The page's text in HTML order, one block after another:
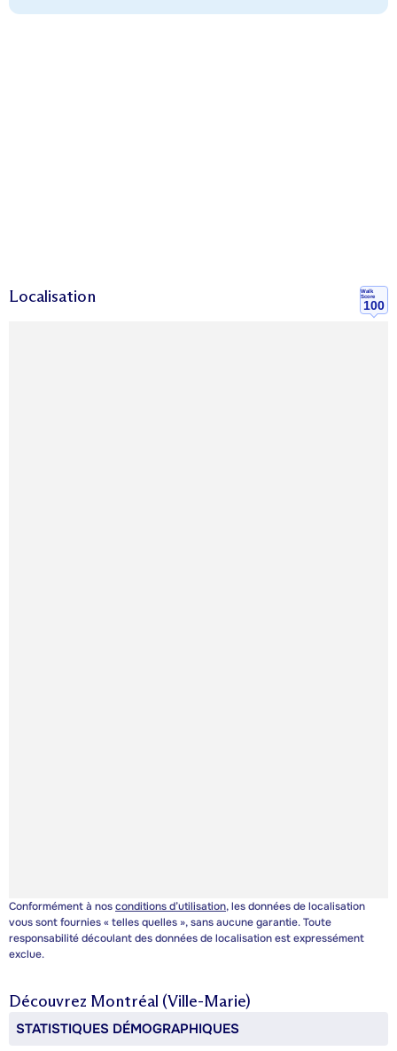
Localisation
Walk
Score
100
Conformément à nosconditions d’utilisation, les données de localisation
vous sont fournies « telles quelles », sans aucune garantie. Toute
responsabilité découlant des données de localisation est expressément
exclue.
Découvrez Montréal (Ville-Marie)
STATISTIQUES DÉMOGRAPHIQUES